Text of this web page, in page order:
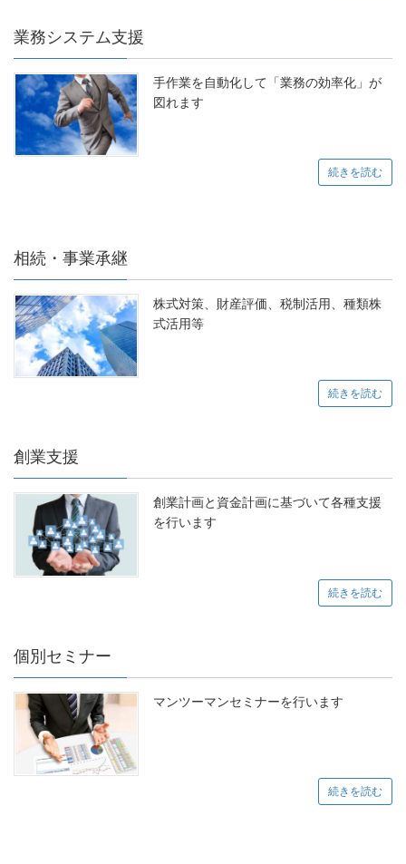
業務システム支援
手作業を自動化して「業務の効率化」が
図れます
続きを読む
相続・事業承継
株式対策、財産評価、税制活用、種類株
式活用等
続きを読む
創業支援
創業計画と資金計画に基づいて各種支援
を行います
続きを読む
個別セミナー
マンツーマンセミナーを行います
続きを読む